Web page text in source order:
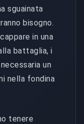
sguainata
bisogno.
in una
battaglia, i
un
nella fondina
tenere